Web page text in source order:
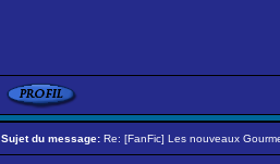
Sujet du message: Re: [FanFic] Les nouveaux